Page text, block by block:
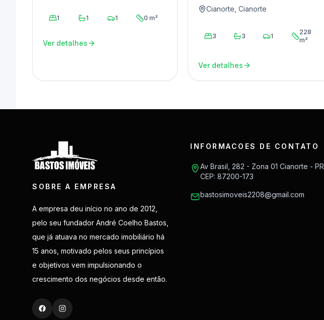
1 1 1 0 m²
Ver detalhes
Cianorte, Cianorte
3 3 1
228
m²
Ver detalhes
SOBRE A EMPRESA
A empresa deu início no ano de 2012,
pelo seu fundador André Coelho Bastos,
que já atuava no mercado imobiliário há
15 anos, motivado pelos seus princípios
e objetivos vem impulsionando o
crescimento dos negócios desde então.
INFORMACOES DE CONTATO
Av Brasil, 282 - Zona 01 Cianorte - PR
CEP: 87200-173
bastosimoveis2208@gmail.com